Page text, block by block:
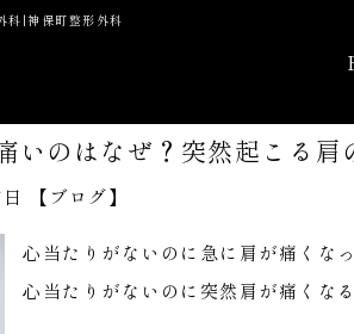
科|神保町整形外科
徴
形・スポーツ整形外科
種
NMN点滴 PFC-FD療
いのはなぜ？突然起こる肩
【 ブログ】
心当たりがないのに急に肩が痛くな
心当たりがないのに突然肩が痛くな